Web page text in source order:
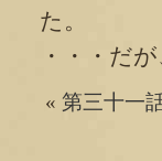
た。
・・・だ
« 第三十一